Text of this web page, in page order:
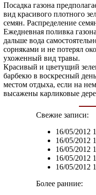
Посадка газона
вид красивого плотного
семян. Распределение
Ежедневная поливка
дальше вода
сорняками и не потерял
ухоженный вид травы.
Красивый и цветущий
барбекю в воскресный
местом отдыха, если на
высажены карликовые
Свежие записи:
16/05/2012
16/05/2012
16/05/2012
16/05/2012
16/05/2012
Более ранние: